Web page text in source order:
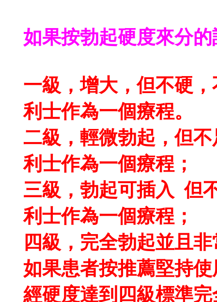
如果按勃起硬度來分
一級，增大，但不硬
利士作為一個療程。
二級，輕微勃起，但
利士作為一個療程；
三級，勃起可插入 但
利士作為一個療程；
四級，完全勃起並且
如果患者按推薦堅持
經硬度達到四級標準